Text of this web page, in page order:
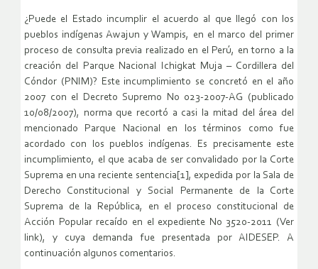
¿Puede el Estado incumplir el acuerdo al que llegó con los
pueblos indígenas Awajun y Wampis, en el marco del primer
proceso de consulta previa realizado en el Perú, en torno a la
creación del Parque Nacional Ichigkat Muja – Cordillera del
Cóndor (PNIM)? Este incumplimiento se concretó en el año
2007 con el Decreto Supremo No 023-2007-AG (publicado
10/08/2007), norma que recortó a casi la mitad del área del
mencionado Parque Nacional en los términos como fue
acordado con los pueblos indígenas. Es precisamente este
incumplimiento, el que acaba de ser convalidado por la Corte
Suprema en una reciente sentencia[1], expedida por la Sala de
Derecho Constitucional y Social Permanente de la Corte
Suprema de la República, en el proceso constitucional de
Acción Popular recaído en el expediente No 3520-2011 (Ver
link), y cuya demanda fue presentada por AIDESEP. A
continuación algunos comentarios.